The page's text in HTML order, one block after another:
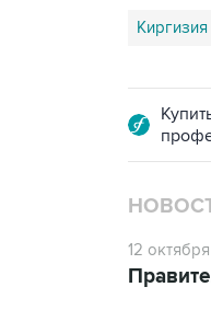
Киргизия
12